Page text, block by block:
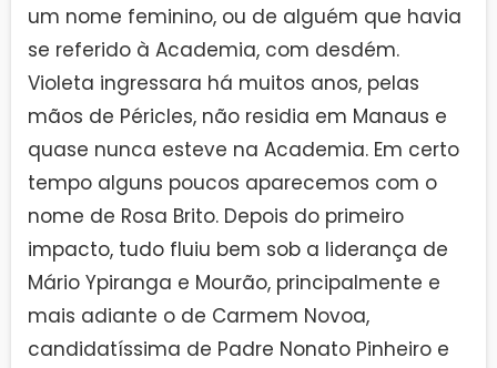
um nome feminino, ou de alguém que havia
se referido à Academia, com desdém.
Violeta ingressara há muitos anos, pelas
mãos de Péricles, não residia em Manaus e
quase nunca esteve na Academia. Em certo
tempo alguns poucos aparecemos com o
nome de Rosa Brito. Depois do primeiro
impacto, tudo fluiu bem sob a liderança de
Mário Ypiranga e Mourão, principalmente e
mais adiante o de Carmem Novoa,
candidatíssima de Padre Nonato Pinheiro e